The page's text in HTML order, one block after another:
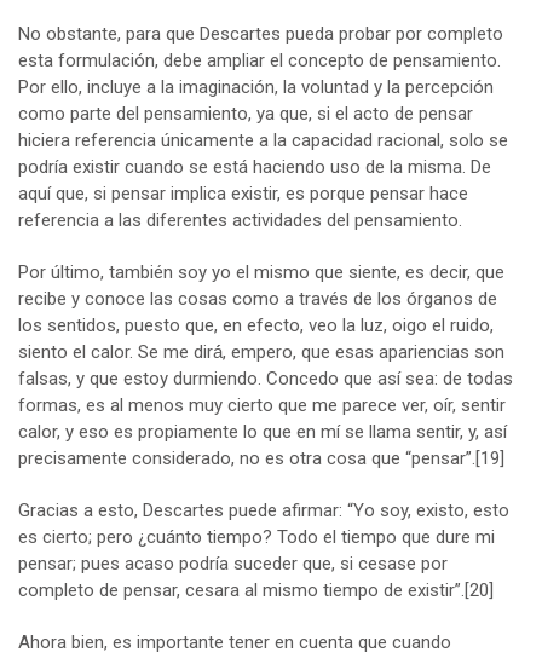
No obstante, para que Descartes pueda probar por completo
esta formulación, debe ampliar el concepto de pensamiento.
Por ello, incluye a la imaginación, la voluntad y la percepción
como parte del pensamiento, ya que, si el acto de pensar
hiciera referencia únicamente a la capacidad racional, solo se
podría existir cuando se está haciendo uso de la misma. De
aquí que, si pensar implica existir, es porque pensar hace
referencia a las diferentes actividades del pensamiento.
Por último, también soy yo el mismo que siente, es decir, que
recibe y conoce las cosas como a través de los órganos de
los sentidos, puesto que, en efecto, veo la luz, oigo el ruido,
siento el calor. Se me dirá́, empero, que esas apariencias son
falsas, y que estoy durmiendo. Concedo que así sea: de todas
formas, es al menos muy cierto que me parece ver, oír, sentir
calor, y eso es propiamente lo que en mí se llama sentir, y, así
precisamente considerado, no es otra cosa que “pensar”.[19]
Gracias a esto, Descartes puede afirmar: “Yo soy, existo, esto
es cierto; pero ¿cuánto tiempo? Todo el tiempo que dure mi
pensar; pues acaso podría suceder que, si cesase por
completo de pensar, cesara al mismo tiempo de existir”.[20]
Ahora bien, es importante tener en cuenta que cuando